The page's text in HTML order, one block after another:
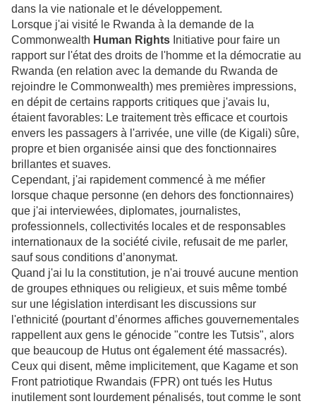
dans la vie nationale et le développement.
Lorsque j'ai visité le Rwanda à la demande de la
Commonwealth Human Rights Initiative pour faire un
rapport sur l'état des droits de l'homme et la démocratie au
Rwanda (en relation avec la demande du Rwanda de
rejoindre le Commonwealth) mes premières impressions,
en dépit de certains rapports critiques que j'avais lu,
étaient favorables: Le traitement très efficace et courtois
envers les passagers à l'arrivée, une ville (de Kigali) sûre,
propre et bien organisée ainsi que des fonctionnaires
brillantes et suaves.
Cependant, j'ai rapidement commencé à me méfier
lorsque chaque personne (en dehors des fonctionnaires)
que j'ai interviewées, diplomates, journalistes,
professionnels, collectivités locales et de responsables
internationaux de la société civile, refusait de me parler,
sauf sous conditions d’anonymat.
Quand j'ai lu la constitution, je n'ai trouvé aucune mention
de groupes ethniques ou religieux, et suis même tombé
sur une législation interdisant les discussions sur
l'ethnicité (pourtant d’énormes affiches gouvernementales
rappellent aux gens le génocide "contre les Tutsis", alors
que beaucoup de Hutus ont également été massacrés).
Ceux qui disent, même implicitement, que Kagame et son
Front patriotique Rwandais (FPR) ont tués les Hutus
inutilement sont lourdement pénalisés, tout comme le sont